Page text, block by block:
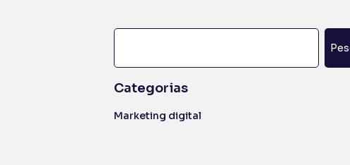
Categorias
Marketing digital